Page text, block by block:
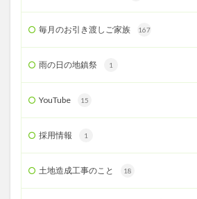
毎月のお引き渡しご家族 167
雨の日の地鎮祭 1
YouTube 15
採用情報 1
土地造成工事のこと 18